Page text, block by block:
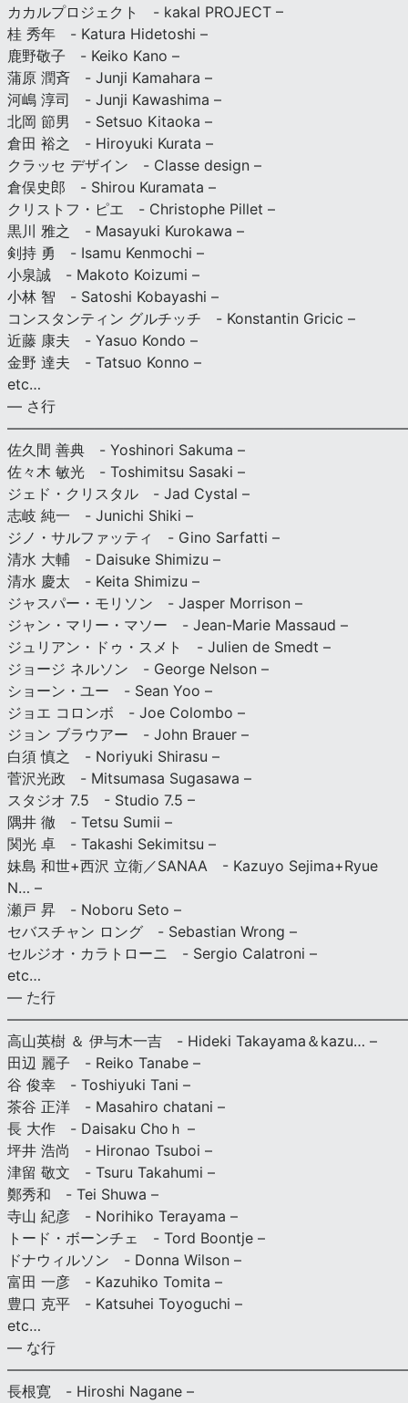
カカルプロジェクト - kakal PROJECT –
桂 秀年 - Katura Hidetoshi –
鹿野敬子 - Keiko Kano –
蒲原 潤斉 - Junji Kamahara –
河嶋 淳司 - Junji Kawashima –
北岡 節男 - Setsuo Kitaoka –
倉田 裕之 - Hiroyuki Kurata –
クラッセ デザイン - Classe design –
倉俣史郎 - Shirou Kuramata –
クリストフ・ピエ - Christophe Pillet –
黒川 雅之 - Masayuki Kurokawa –
剣持 勇 - Isamu Kenmochi –
小泉誠 - Makoto Koizumi –
小林 智 - Satoshi Kobayashi –
コンスタンティン グルチッチ - Konstantin Gricic –
近藤 康夫 - Yasuo Kondo –
金野 達夫 - Tatsuo Konno –
etc…
— さ行
佐久間 善典 - Yoshinori Sakuma –
佐々木 敏光 - Toshimitsu Sasaki –
ジェド・クリスタル - Jad Cystal –
志岐 純一 - Junichi Shiki –
ジノ・サルファッティ - Gino Sarfatti –
清水 大輔 - Daisuke Shimizu –
清水 慶太 - Keita Shimizu –
ジャスパー・モリソン - Jasper Morrison –
ジャン・マリー・マソー - Jean-Marie Massaud –
ジュリアン・ドゥ・スメト - Julien de Smedt –
ジョージ ネルソン - George Nelson –
ショーン・ユー - Sean Yoo –
ジョエ コロンボ - Joe Colombo –
ジョン ブラウアー - John Brauer –
白須 慎之 - Noriyuki Shirasu –
菅沢光政 - Mitsumasa Sugasawa –
スタジオ 7.5 - Studio 7.5 –
隅井 徹 - Tetsu Sumii –
関光 卓 - Takashi Sekimitsu –
妹島 和世+西沢 立衛／SANAA - Kazuyo Sejima+Ryue
N… –
瀬戸 昇 - Noboru Seto –
セバスチャン ロング - Sebastian Wrong –
セルジオ・カラトローニ - Sergio Calatroni –
etc…
— た行
高山英樹 ＆ 伊与木一吉 - Hideki Takayama＆kazu… –
田辺 麗子 - Reiko Tanabe –
谷 俊幸 - Toshiyuki Tani –
茶谷 正洋 - Masahiro chatani –
長 大作 - Daisaku Choｈ –
坪井 浩尚 - Hironao Tsuboi –
津留 敬文 - Tsuru Takahumi –
鄭秀和 - Tei Shuwa –
寺山 紀彦 - Norihiko Terayama –
トード・ボーンチェ - Tord Boontje –
ドナウィルソン - Donna Wilson –
富田 一彦 - Kazuhiko Tomita –
豊口 克平 - Katsuhei Toyoguchi –
etc…
— な行
長根寛 - Hiroshi Nagane –